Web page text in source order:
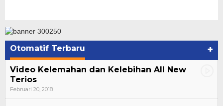
Otomatif Terbaru +
Video Kelemahan dan Kelebihan All New
Terios
Februari 20, 2018